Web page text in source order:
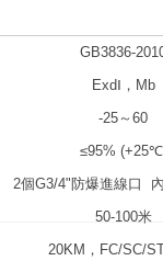
GB3836-
ExdⅠ，Mb
-25～60
≤95%
2個G3/4"防爆進線口
50-100米
20KM，FC/SC/